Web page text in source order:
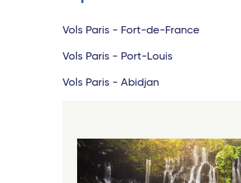
Vols Paris - Fort-de-France
Vols Paris - Port-Louis
Vols Paris - Abidjan